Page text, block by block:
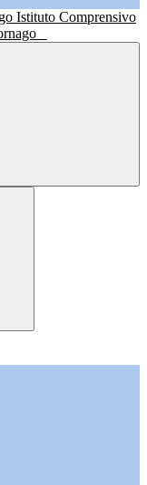
Istituto Comprensivo